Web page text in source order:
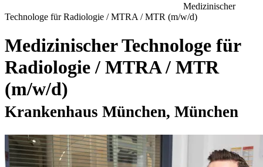
Medizinischer
Technologe für Radiologie / MTRA / MTR (m/w/d)
Medizinischer Technologe für
Radiologie / MTRA / MTR
(m/w/d)
Krankenhaus München, München